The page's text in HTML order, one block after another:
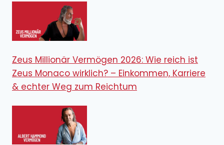
Zeus Millionär Vermögen 2026: Wie reich ist
Zeus Monaco wirklich? – Einkommen, Karriere
& echter Weg zum Reichtum